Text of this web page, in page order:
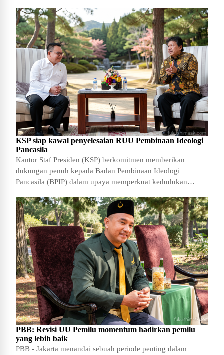
KSP siap kawal penyelesaian RUU Pembinaan Ideologi
Pancasila
Kantor Staf Presiden (KSP) berkomitmen memberikan
dukungan penuh kepada Badan Pembinaan Ideologi
Pancasila (BPIP) dalam upaya memperkuat kedudukan
PBB: Revisi UU Pemilu momentum hadirkan pemilu
yang lebih baik
PBB - Jakarta menandai sebuah periode penting dalam